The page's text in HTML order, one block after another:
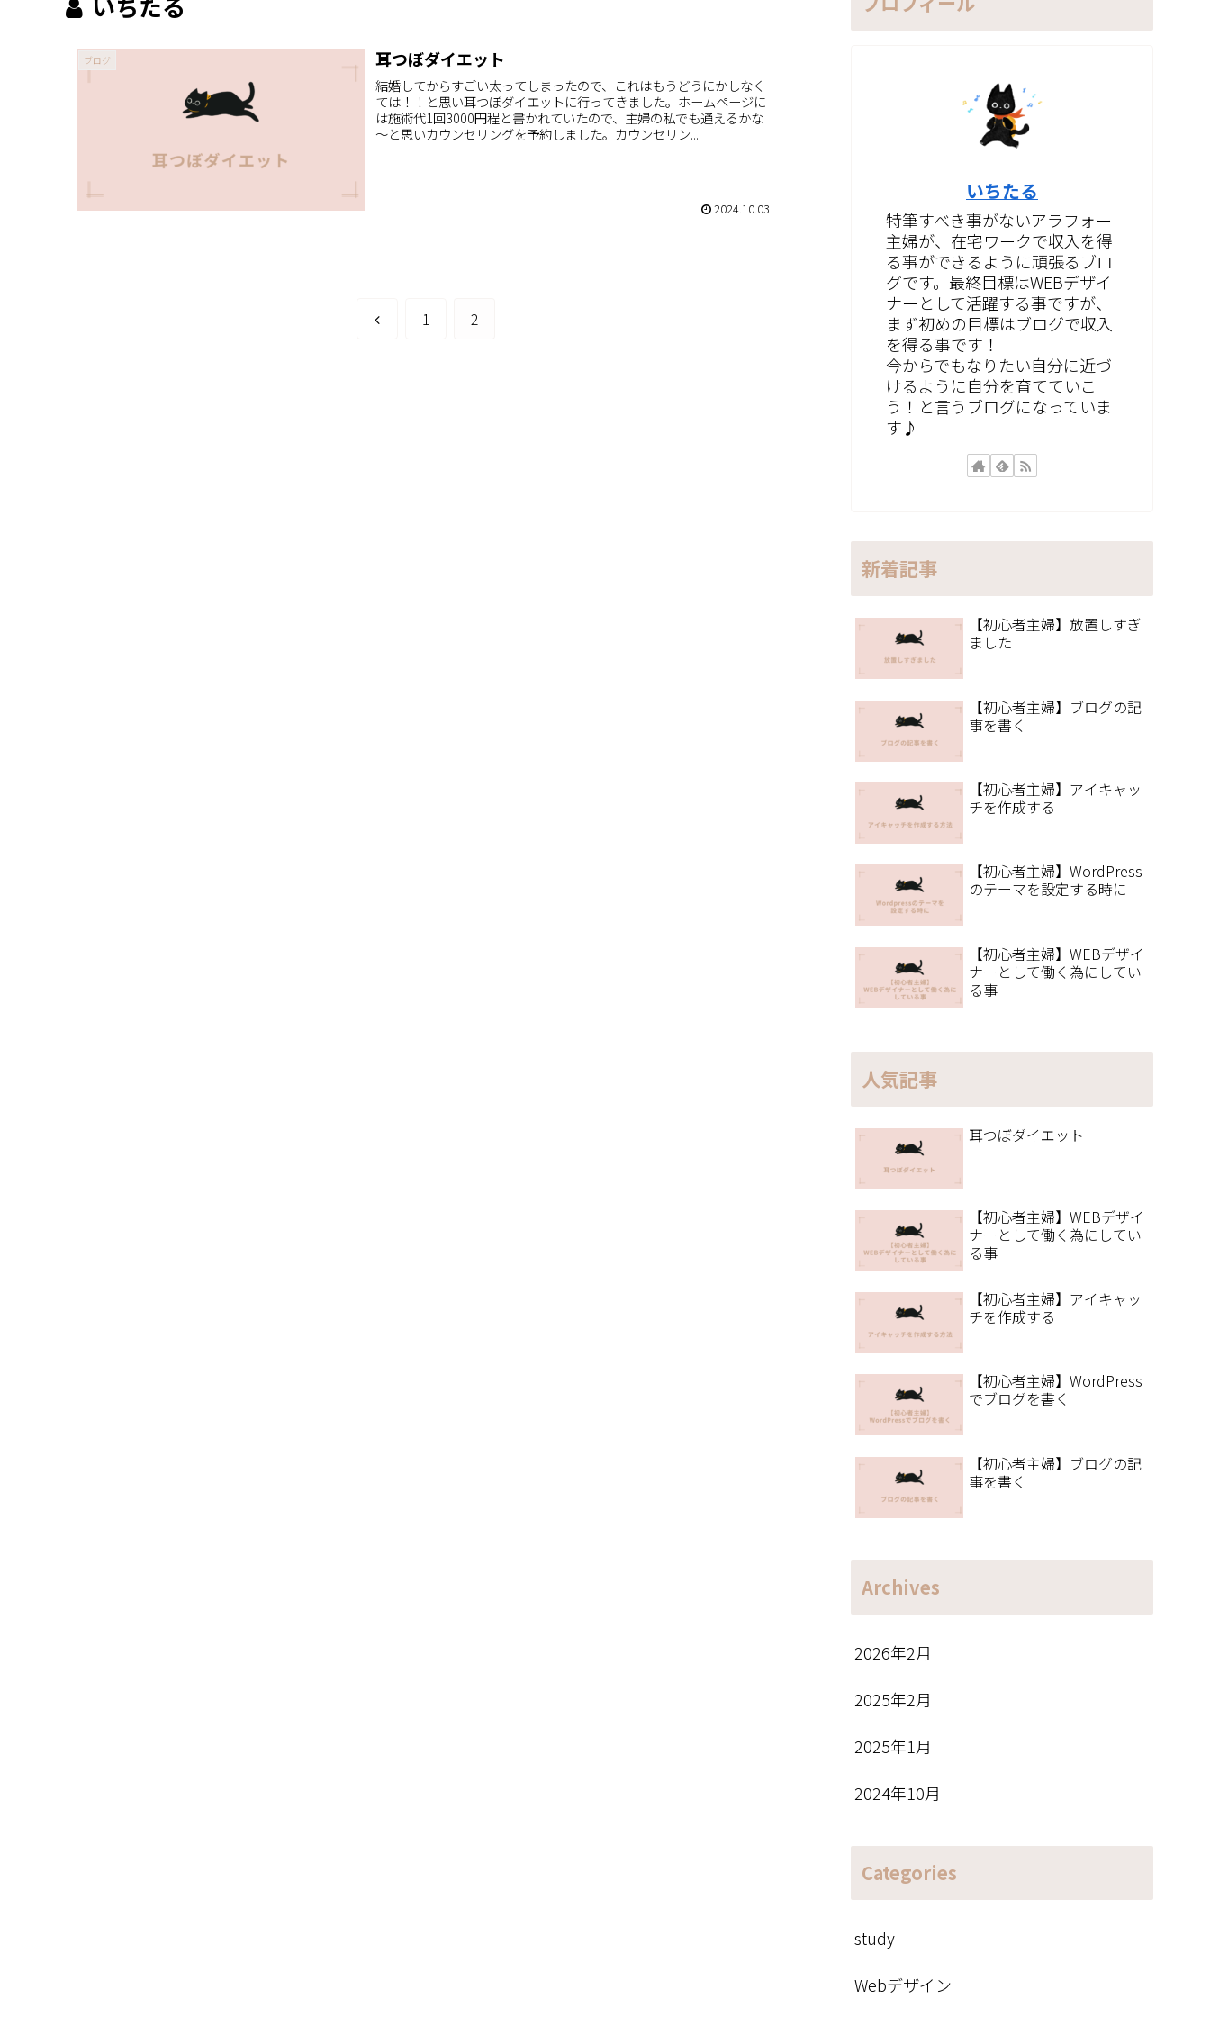
ブログ 耳つぼダイエット
結婚してからすごい太ってしまったので、これはもうどうにかしなく
ては！！と思い耳つぼダイエットに行ってきました。ホームページに
は施術代1回3000円程と書かれていたので、主婦の私でも通えるかな
～と思いカウンセリングを予約しました。カウンセリン...
2024.10.03
前
1 2
いちたる
特筆すべき事がないアラフォー
主婦が、在宅ワークで収入を得
る事ができるように頑張るブロ
グです。最終目標はWEBデザイ
ナーとして活躍する事ですが、
まず初めの目標はブログで収入
を得る事です！
今からでもなりたい自分に近づ
けるように自分を育てていこ
う！と言うブログになっていま
す♪
新着記事
【初心者主婦】放置しすぎ
ました
【初心者主婦】ブログの記
事を書く
【初心者主婦】アイキャッ
チを作成する
【初心者主婦】WordPress
のテーマを設定する時に
【初心者主婦】WEBデザイ
ナーとして働く為にしてい
る事
人気記事
耳つぼダイエット
【初心者主婦】WEBデザイ
ナーとして働く為にしてい
る事
【初心者主婦】アイキャッ
チを作成する
【初心者主婦】WordPress
でブログを書く
【初心者主婦】ブログの記
事を書く
Archives
2026年2月
2025年2月
2025年1月
2024年10月
Categories
study
Webデザイン